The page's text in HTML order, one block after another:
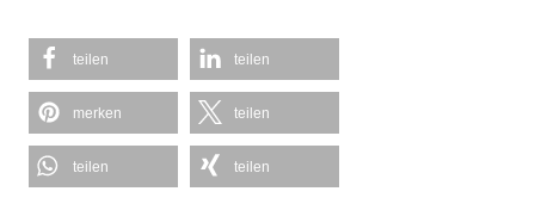
teilen teilen
merken teilen
teilen teilen